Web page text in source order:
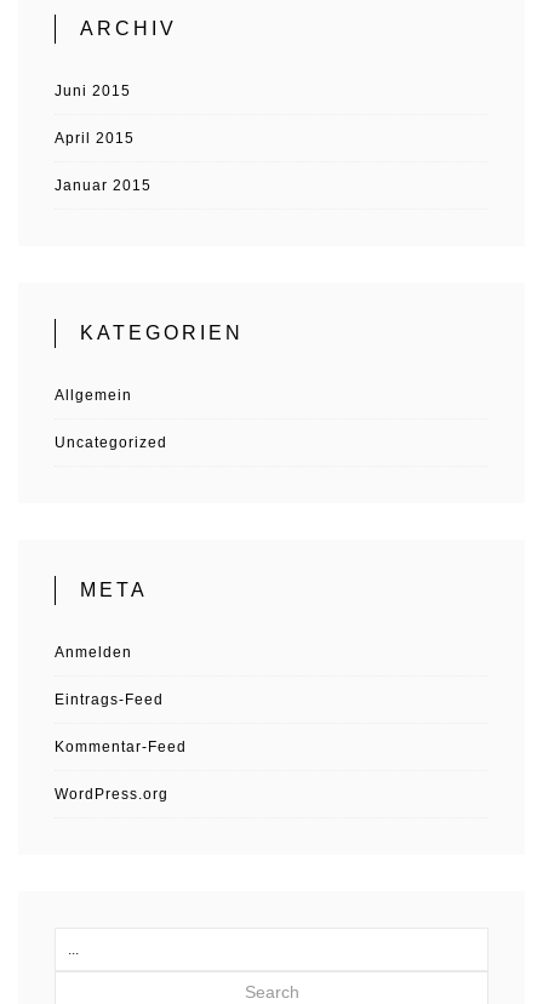
ARCHIV
Juni 2015
April 2015
Januar 2015
KATEGORIEN
Allgemein
Uncategorized
META
Anmelden
Eintrags-Feed
Kommentar-Feed
WordPress.org
Search